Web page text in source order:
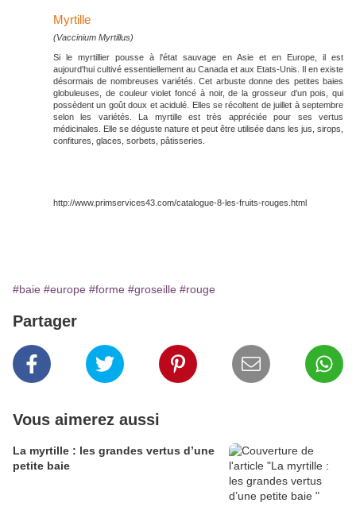
Myrtille
(Vaccinium Myrtillus)
Si le myrtillier pousse à l'état sauvage en Asie et en Europe, il est
aujourd'hui cultivé essentiellement au Canada et aux Etats-Unis. Il en existe
désormais de nombreuses variétés. Cet arbuste donne des petites baies
globuleuses, de couleur violet foncé à noir, de la grosseur d'un pois, qui
possèdent un goût doux et acidulé. Elles se récoltent de juillet à septembre
selon les variétés. La myrtille est très appréciée pour ses vertus
médicinales. Elle se déguste nature et peut être utilisée dans les jus, sirops,
confitures, glaces, sorbets, pâtisseries.
http://www.primservices43.com/catalogue-8-les-fruits-rouges.html
#baie #europe #forme #groseille #rouge
Partager
Vous aimerez aussi
La myrtille : les grandes vertus d’une
petite baie